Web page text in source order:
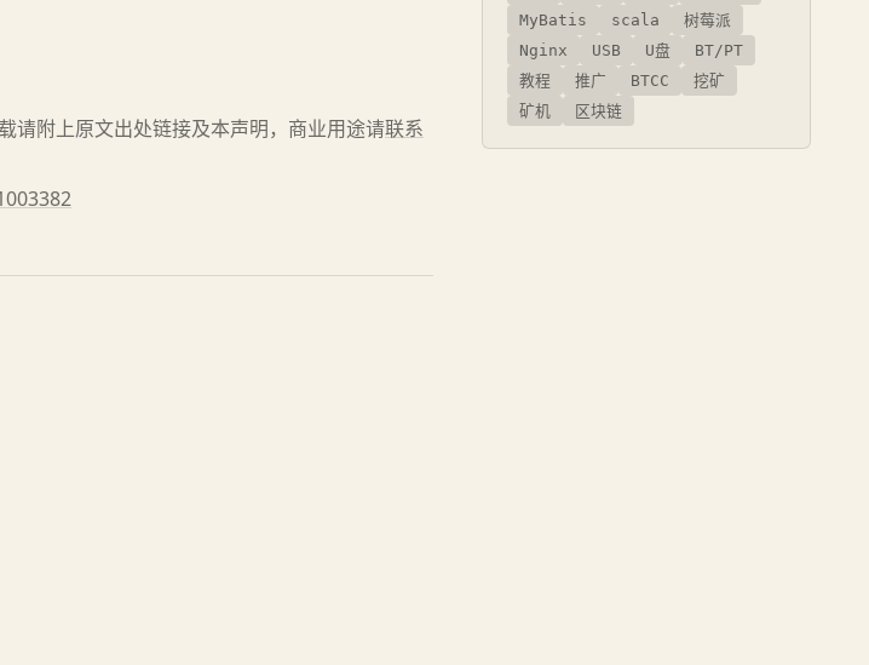
请附上原文出处链接及本声明，商业用途请联系
MyBatis
scala
树莓派
Nginx
USB U盘
BT/PT
教程
推广 BTCC
挖矿
矿机
区块链